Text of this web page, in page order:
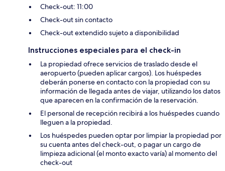
Check-out: 11:00
Check-out sin contacto
Check-out extendido sujeto a disponibilidad
Instrucciones especiales para el check-in
La propiedad ofrece servicios de traslado desde el
aeropuerto (pueden aplicar cargos). Los huéspedes
deberán ponerse en contacto con la propiedad con su
información de llegada antes de viajar, utilizando los datos
que aparecen en la confirmación de la reservación.
El personal de recepción recibirá a los huéspedes cuando
lleguen a la propiedad.
Los huéspedes pueden optar por limpiar la propiedad por
su cuenta antes del check-out, o pagar un cargo de
limpieza adicional (el monto exacto varía) al momento del
check-out